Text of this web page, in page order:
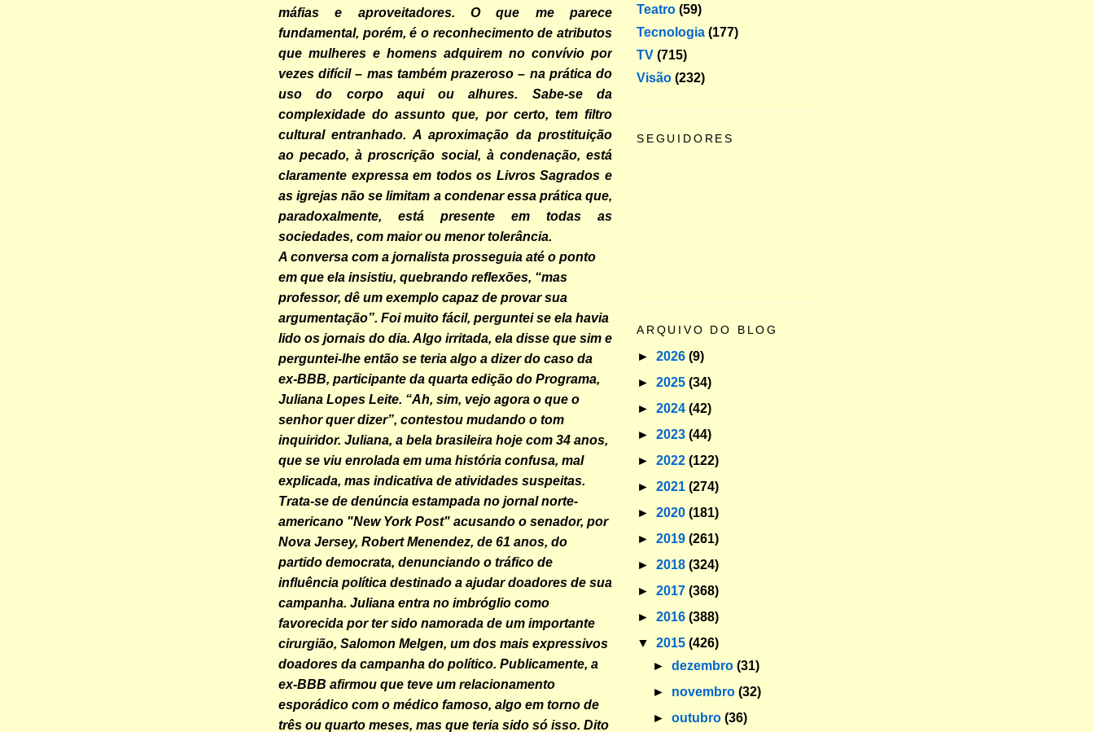
máfias e aproveitadores. O que me parece
fundamental, porém, é o reconhecimento de atributos
que mulheres e homens adquirem no convívio por
vezes difícil – mas também prazeroso – na prática do
uso do corpo aqui ou alhures. Sabe-se da
complexidade do assunto que, por certo, tem filtro
cultural entranhado. A aproximação da prostituição
ao pecado, à proscrição social, à condenação, está
claramente expressa em todos os Livros Sagrados e
as igrejas não se limitam a condenar essa prática que,
paradoxalmente, está presente em todas as
sociedades, com maior ou menor tolerância.
A conversa com a jornalista prosseguia até o ponto
em que ela insistiu, quebrando reflexões, “mas
professor, dê um exemplo capaz de provar sua
argumentação”. Foi muito fácil, perguntei se ela havia
lido os jornais do dia. Algo irritada, ela disse que sim e
perguntei-lhe então se teria algo a dizer do caso da
ex-BBB, participante da quarta edição do Programa,
Juliana Lopes Leite. “Ah, sim, vejo agora o que o
senhor quer dizer”, contestou mudando o tom
inquiridor. Juliana, a bela brasileira hoje com 34 anos,
que se viu enrolada em uma história confusa, mal
explicada, mas indicativa de atividades suspeitas.
Trata-se de denúncia estampada no jornal norte-
americano "New York Post" acusando o senador, por
Nova Jersey, Robert Menendez, de 61 anos, do
partido democrata, denunciando o tráfico de
influência política destinado a ajudar doadores de sua
campanha. Juliana entra no imbróglio como
favorecida por ter sido namorada de um importante
cirurgião, Salomon Melgen, um dos mais expressivos
doadores da campanha do político. Publicamente, a
ex-BBB afirmou que teve um relacionamento
esporádico com o médico famoso, algo em torno de
três ou quarto meses, mas que teria sido só isso. Dito
Teatro (59)
Tecnologia (177)
TV (715)
Visão (232)
SEGUIDORES
ARQUIVO DO BLOG
► 2026 (9)
► 2025 (34)
► 2024 (42)
► 2023 (44)
► 2022 (122)
► 2021 (274)
► 2020 (181)
► 2019 (261)
► 2018 (324)
► 2017 (368)
► 2016 (388)
▼ 2015 (426)
►dezembro(31)
► novembro(32)
►outubro(36)